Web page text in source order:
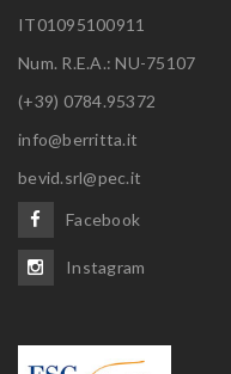
IT01095100911
Num. R.E.A.: NU-75107
(+39) 0784.95372
info@berritta.it
bevid.srl@pec.it
Facebook
Instagram